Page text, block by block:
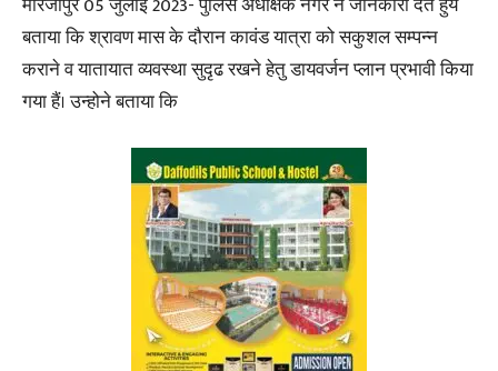
बताया कि श्रावण मास के दौरान कावंड यात्रा को सकुशल सम्पन्न
कराने व यातायात व्यवस्था सुदृढ रखने हेतु डायवर्जन प्लान प्रभावी किया
गया हैं। उन्होने बताया कि